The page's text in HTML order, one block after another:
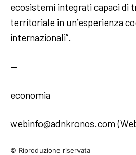
ecosistemi integrati capaci di
territoriale in un’esperienza
internazionali”.
—
economia
webinfo@adnkronos.com
© Riproduzione riservata